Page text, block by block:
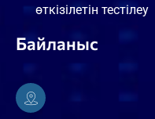
өткізілетін тестілеу
Байланыс